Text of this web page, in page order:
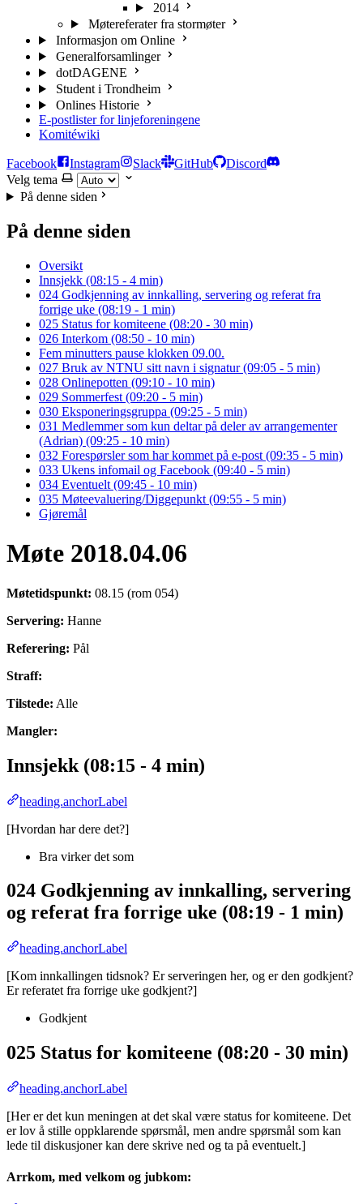
2014
Møtereferater fra stormøter
Informasjon om Online
Generalforsamlinger
dotDAGENE
Student i Trondheim
Onlines Historie
E-postlister for linjeforeningene
Komitéwiki
Facebook Instagram Slack GitHub
Discord
Velg tema
På denne siden
På denne siden
Oversikt
Innsjekk (08:15 - 4 min)
024 Godkjenning av innkalling, servering og referat fra
forrige uke (08:19 - 1 min)
025 Status for komiteene (08:20 - 30 min)
026 Interkom (08:50 - 10 min)
Fem minutters pause klokken 09.00.
027 Bruk av NTNU sitt navn i signatur (09:05 - 5 min)
028 Onlinepotten (09:10 - 10 min)
029 Sommerfest (09:20 - 5 min)
030 Eksponeringsgruppa (09:25 - 5 min)
031 Medlemmer som kun deltar på deler av arrangementer
(Adrian) (09:25 - 10 min)
032 Forespørsler som har kommet på e-post (09:35 - 5 min)
033 Ukens infomail og Facebook (09:40 - 5 min)
034 Eventuelt (09:45 - 10 min)
035 Møteevaluering/Diggepunkt (09:55 - 5 min)
Gjøremål
Møte 2018.04.06
Møtetidspunkt: 08.15 (rom 054)
Servering: Hanne
Referering: Pål
Straff:
Tilstede: Alle
Mangler:
Innsjekk (08:15 - 4 min)
heading.anchorLabel
[Hvordan har dere det?]
Bra virker det som
024 Godkjenning av innkalling, servering
og referat fra forrige uke (08:19 - 1 min)
heading.anchorLabel
[Kom innkallingen tidsnok? Er serveringen her, og er den godkjent?
Er referatet fra forrige uke godkjent?]
Godkjent
025 Status for komiteene (08:20 - 30 min)
heading.anchorLabel
[Her er det kun meningen at det skal være status for komiteene. Det
er lov å stille oppklarende spørsmål, men andre spørsmål som kan
lede til diskusjoner kan dere skrive ned og ta på eventuelt.]
Arrkom, med velkom og jubkom: